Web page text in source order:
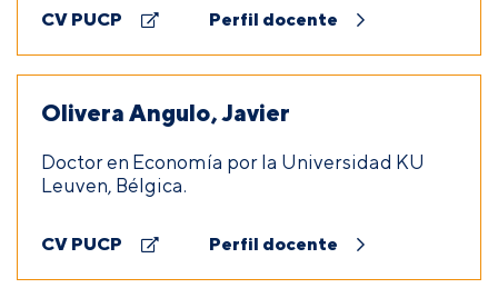
CV PUCP Perfil docente
Olivera Angulo, Javier
Doctor en Economía por la Universidad KU
Leuven, Bélgica.
CV PUCP Perfil docente